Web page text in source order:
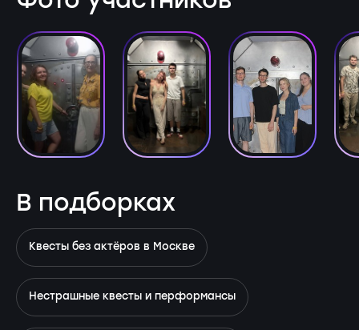
В подборках
Квесты без актёров в Москве
Нестрашные квесты и перформансы